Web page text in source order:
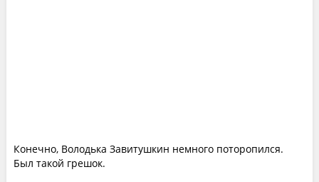
Конечно, Володька Завитушкин немного поторопился.
Был такой грешок.